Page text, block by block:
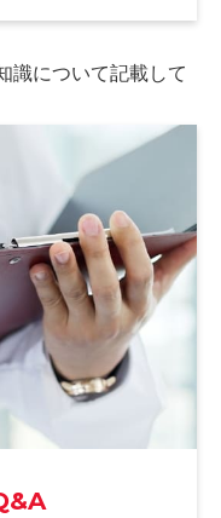
識について記載して